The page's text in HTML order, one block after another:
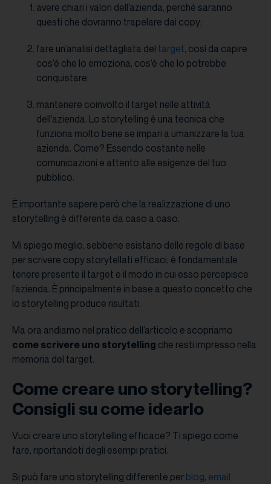
avere chiari i valori dell’azienda, perché saranno
questi che dovranno trapelare dai copy;
fare un’analisi dettagliata del target, così da capire
cos’è che lo emoziona, cos’è che lo potrebbe
conquistare;
mantenere coinvolto il target nelle attività
dell’azienda. Lo storytelling è una tecnica che
funziona molto bene se impari a umanizzare la tua
azienda. Come? Essendo costante nelle
comunicazioni e attento alle esigenze del tuo
pubblico.
È importante sapere però che la realizzazione di uno
storytelling è differente da caso a caso.
Mi spiego meglio, sebbene esistano delle regole di base
per scrivere copy storytellati efficaci, è fondamentale
tenere presente il target e il modo in cui esso percepisce
l’azienda. È principalmente in base a questo concetto che
lo storytelling produce risultati.
Ma ora andiamo nel pratico dell’articolo e scopriamo
come scrivere uno storytelling che resti impresso nella
memoria del target.
Come creare uno storytelling?
Consigli su come idearlo
Vuoi creare uno storytelling efficace? Ti spiego come
fare, riportandoti degli esempi pratici.
Si può fare uno storytelling differente per blog, email